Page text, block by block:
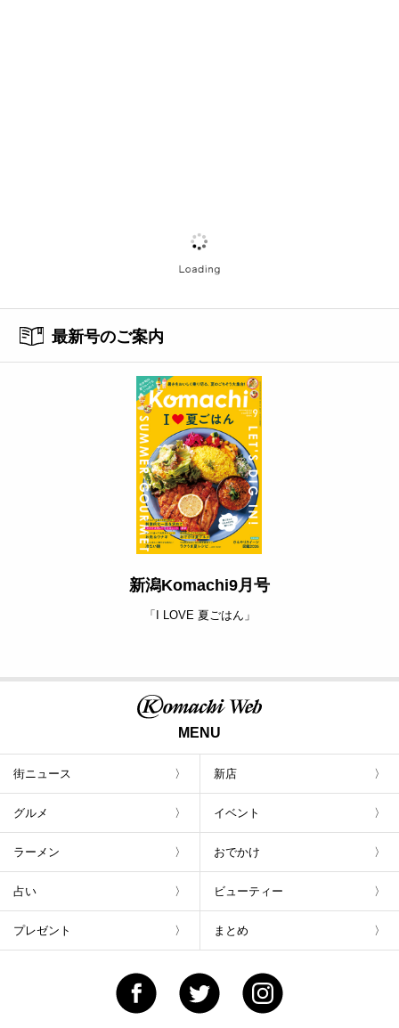
最新号のご案内
新潟Komachi9月号
「I LOVE 夏ごはん」
MENU
街ニュース 新店
グルメ イベント
ラーメン おでかけ
占い ビューティー
プレゼント まとめ